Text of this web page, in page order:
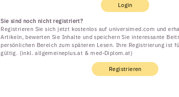
Login
Sie sind noch nicht registriert?
Registrieren Sie sich jetzt kostenlos auf universimed.com und
Artikeln, bewerten Sie Inhalte und speichern Sie interessante
persönlichen Bereich zum späteren Lesen. Ihre Registrierung ist
gültig. (inkl. allgemeineplus.at & med-Diplom.at)
Registrieren